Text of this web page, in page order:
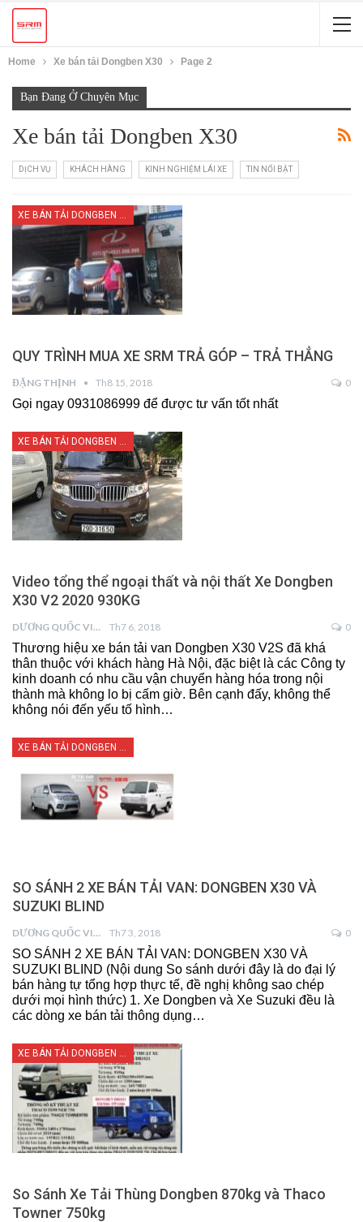
Home Xe bán tải Dongben X30 Page 2
Bạn Đang Ở Chuyên Mục
Xe bán tải Dongben X30
DỊCH VỤ KHÁCH HÀNG KINH NGHIỆM LÁI XE TIN NỔI BẬT
XE BÁN TẢI DONGBEN X30
QUY TRÌNH MUA XE SRM TRẢ GÓP – TRẢ THẲNG
ĐẶNG THỊNH Th8 15, 2018 0
Gọi ngay 0931086999 để được tư vấn tốt nhất
Video tổng thể ngoại thất và nội thất Xe Dongben
X30 V2 2020 930KG
DƯƠNG QUỐC VIỆT Th7 6, 2018 0
Thương hiệu xe bán tải van Dongben X30 V2S đã khá
thân thuộc với khách hàng Hà Nội, đặc biệt là các Công ty
kinh doanh có nhu cầu vận chuyển hàng hóa trong nội
thành mà không lo bị cấm giờ. Bên cạnh đấy, không thể
không nói đến yếu tố hình…
XE BÁN TẢI DONGBEN X30
SO SÁNH 2 XE BÁN TẢI VAN: DONGBEN X30 VÀ
SUZUKI BLIND
DƯƠNG QUỐC VIỆT Th7 3, 2018 0
SO SÁNH 2 XE BÁN TẢI VAN: DONGBEN X30 VÀ
SUZUKI BLIND (Nội dung So sánh dưới đây là do đại lý
bán hàng tự tổng hợp thực tế, đề nghị không sao chép
dưới mọi hình thức) 1. Xe Dongben và Xe Suzuki đều là
các dòng xe bán tải thông dụng…
XE BÁN TẢI DONGBEN X30
So Sánh Xe Tải Thùng Dongben 870kg và Thaco
Towner 750kg